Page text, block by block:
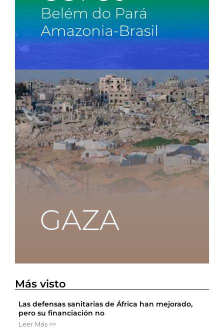
Más visto
Las defensas sanitarias de África han mejorado,
pero su financiación no
Leer Más >>